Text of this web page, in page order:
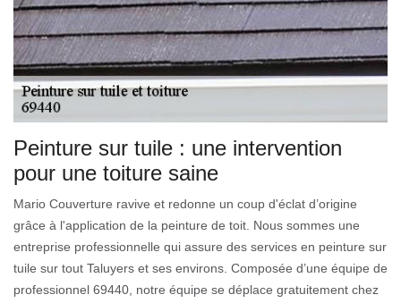
Peinture sur tuile : une intervention
pour une toiture saine
Mario Couverture ravive et redonne un coup d'éclat d’origine
grâce à l'application de la peinture de toit. Nous sommes une
entreprise professionnelle qui assure des services en peinture sur
tuile sur tout Taluyers et ses environs. Composée d’une équipe de
professionnel 69440, notre équipe se déplace gratuitement chez